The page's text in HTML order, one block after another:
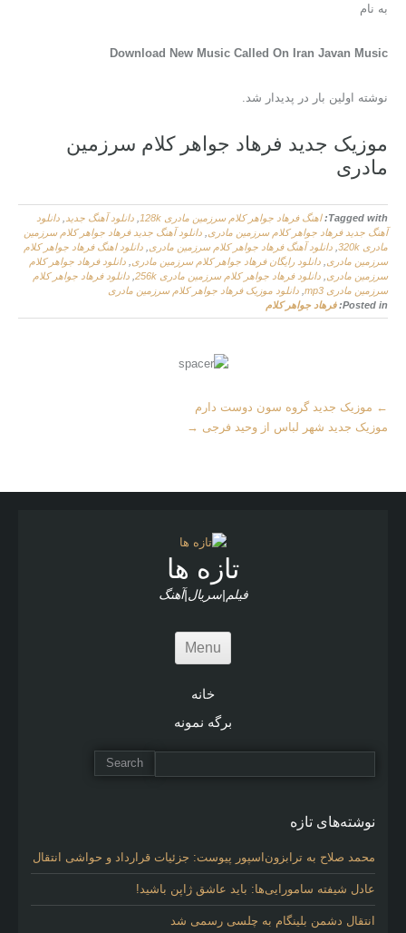
به نام
Download New Music Called On Iran Javan Music
نوشته اولین بار در پدیدار شد.
موزیک جدید فرهاد جواهر کلام سرزمین
مادری
Tagged with: اهنگ فرهاد جواهر کلام سرزمین مادری 128k دانلود آهنگ جدید
دانلود
آهنگ جدید فرهاد جواهر کلام سرزمین مادری دانلود آهنگ جدید فرهاد جواهر کلام سرزمین
مادری 320k
دانلود آهنگ فرهاد جواهر کلام سرزمین مادری دانلود اهنگ فرهاد جواهر کلام
سرزمین مادری دانلود رایگان فرهاد جواهر کلام سرزمین مادری دانلود فرهاد جواهر کلام
سرزمین مادری دانلود فرهاد جواهر کلام سرزمین مادری 256k
دانلود فرهاد جواهر کلام
سرزمین مادری mp3
دانلود موزیک فرهاد جواهر کلام سرزمین مادری
Posted in: فرهاد جواهر کلام
More
Articles
← موزیک جدید گروه سون دوست دارم
موزیک جدید شهر لباس از وحید فرجی →
تازه ها
فیلم|سریال|آهنگ
Menu
خانه
برگه نمونه
نوشته‌های تازه
محمد صلاح به ترابزون‌اسپور پیوست: جزئیات قرارداد و حواشی انتقال
عادل شیفته سامورایی‌ها: باید عاشق ژاپن باشید!
انتقال دشمن بلینگام به چلسی رسمی شد